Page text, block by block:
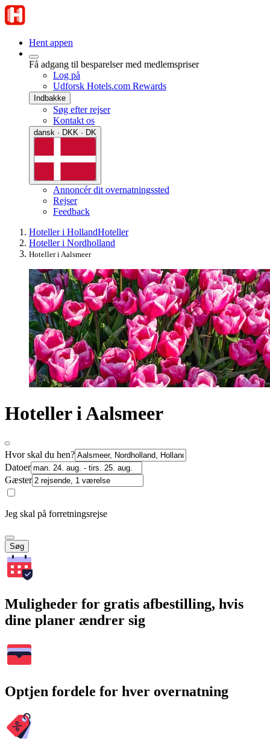
Hent appen
Få adgang til besparelser med medlemspriser
Log på
Udforsk Hotels.com Rewards
Indbakke
Søg efter rejser
Kontakt os
dansk · DKK · DK
Annoncér dit overnatningssted
Rejser
Feedback
Hoteller i HollandHoteller
Hoteller i Nordholland
Hoteller i Aalsmeer
Hoteller i Aalsmeer
Hvor skal du hen?
Datoer
Gæster
Jeg skal på forretningsrejse
Søg
Muligheder for gratis afbestilling, hvis
dine planer ændrer sig
Optjen fordele for hver overnatning